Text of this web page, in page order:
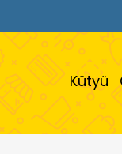
Kütyü